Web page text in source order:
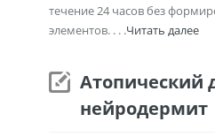
течение 24 часов без
элементов. . . .Читать далее
Атопический
нейродермит